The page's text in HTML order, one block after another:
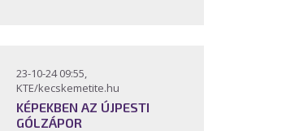
23-10-24 09:55,
KTE/kecskemetite.hu
KÉPEKBEN AZ ÚJPESTI
GÓLZÁPOR